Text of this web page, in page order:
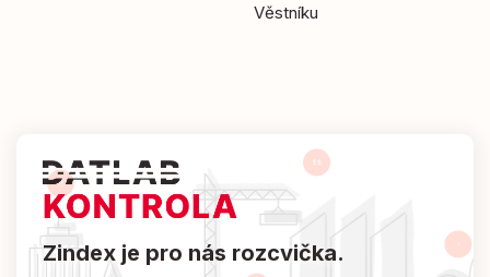
Věstníku
Zindex je pro nás rozcvička.